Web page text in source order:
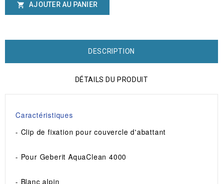
 AJOUTER AU PANIER
DESCRIPTION
DÉTAILS DU PRODUIT
Caractéristiques
- Clip de fixation pour couvercle d'abattant
- Pour Geberit AquaClean 4000
- Blanc alpin